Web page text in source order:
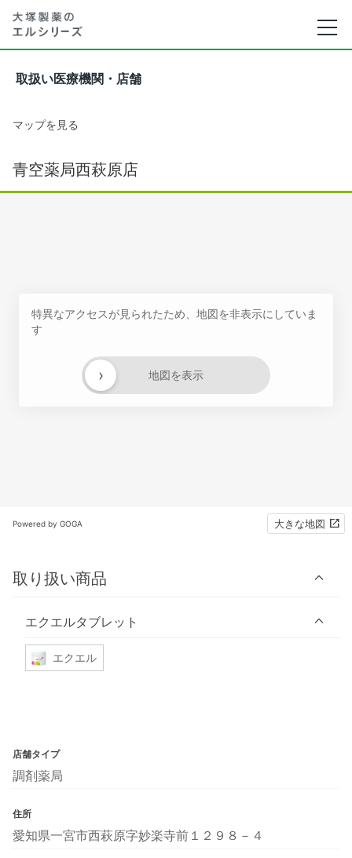
取扱い医療機関・店舗
マップを見る
青空薬局西萩原店
特異なアクセスが見られたため、地図を非表示にしていま
す
地図を表示
›
Powered by GOGA 大きな地図
取り扱い商品
エクエルタブレット
エクエル
店舗タイプ
調剤薬局
住所
愛知県一宮市西萩原字妙楽寺前１２９８－４